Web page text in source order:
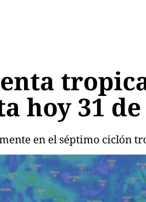
hoy 31
en el séptimo ciclón